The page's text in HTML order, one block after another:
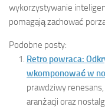
wykorzystywanie
pomagają zachować
Podobne posty:
Retro powraca:
wkomponować w
prawdziwy
aranżacji oraz